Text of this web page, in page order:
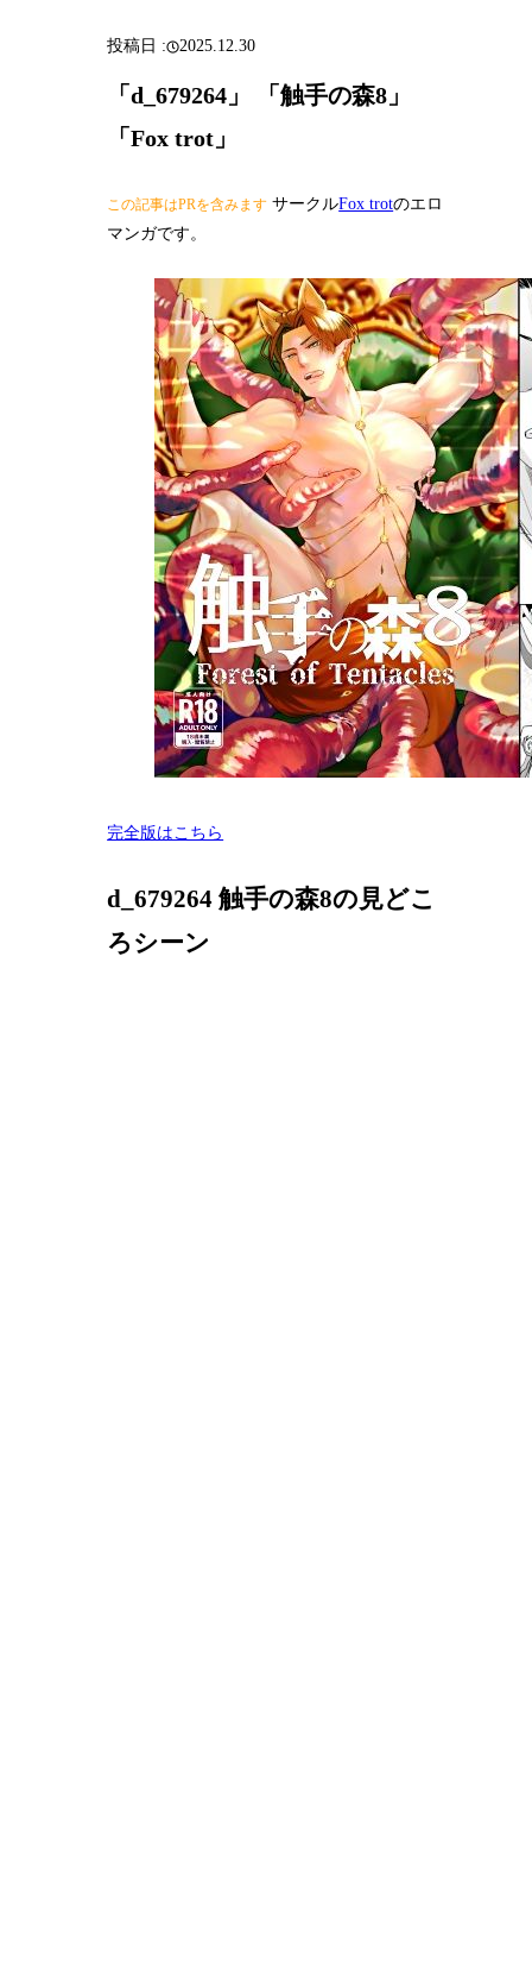
2025.12.30
「d_679264」 「触手の森8」
「Fox trot」
この記事はPRを含みます サークルFox trotのエロ
マンガです。
完全版はこちら
d_679264 触手の森8の見どこ
ろシーン